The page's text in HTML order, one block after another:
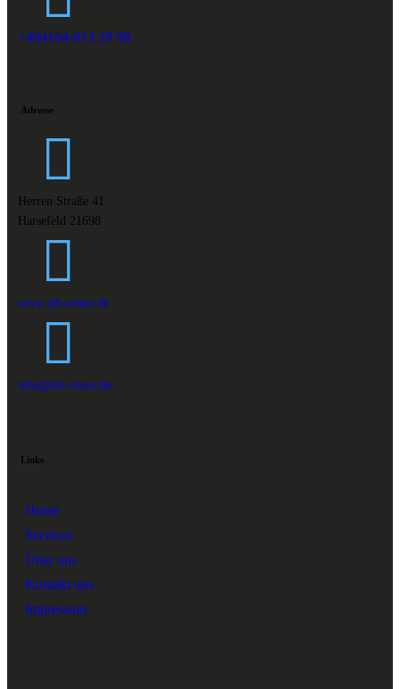
+494164-813 29 98
Adresse
Herren Straße 41
Harsefeld 21698
www.stb-renov.de
info@stb-renov.de
Links
Home
Services
Über uns
Kontakt uns
Impressum